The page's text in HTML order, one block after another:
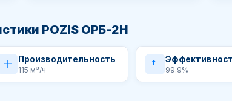
POZIS ОРБ-2Н
Производительность
115 м³/ч 99.9%